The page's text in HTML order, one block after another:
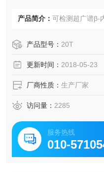
产品简介： 可检测超广谱β-
产品型号： 20T
更新时间： 2018-05-23
厂商性质： 生产厂家
访问量： 2285
服务热线
010-